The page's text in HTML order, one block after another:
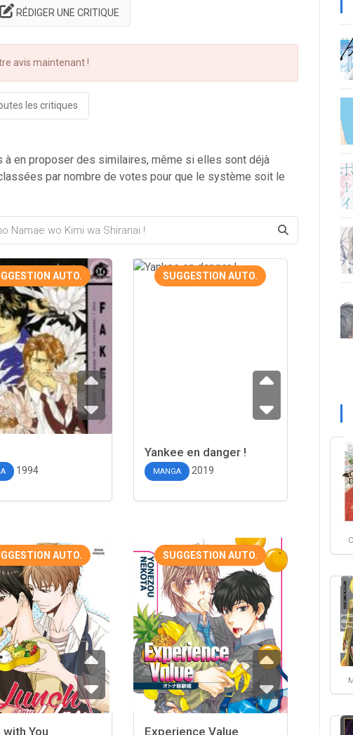
RÉDIGER UNE CRITIQUE
avis maintenant !
les critiques
en proposer des similaires, même si elles sont déjà
par nombre de votes pour que le système soit le
AUTO.
1994
SUGGESTION AUTO.
Yankee en danger !
MANGA 2019
AUTO.
with You
SUGGESTION AUTO.
Experience Value